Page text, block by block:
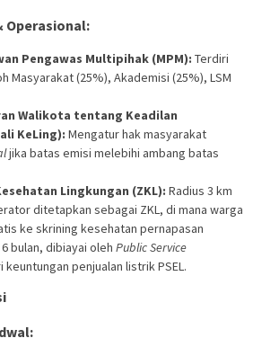
Operasional:
Pengawas Multipihak (MPM): Terdiri
Masyarakat (25%), Akademisi (25%), LSM
Walikota tentang Keadilan
KeLing): Mengatur hak masyarakat
jika batas emisi melebihi ambang batas
Lingkungan (ZKL): Radius 3 km
ditetapkan sebagai ZKL, di mana warga
ke skrining kesehatan pernapasan
bulan, dibiayai oleh Public Service
keuntungan penjualan listrik PSEL.